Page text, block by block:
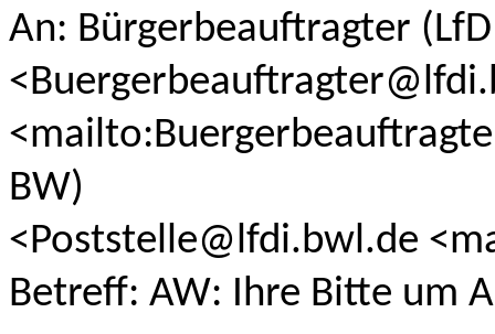
An: Bürgerbeauftragter
BW)
<Poststelle@lfdi.bwl.de
Betreff: AW: Ihre Bitte um